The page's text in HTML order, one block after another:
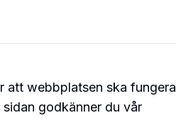
att webbplatsen ska fungera
godkänner du vår